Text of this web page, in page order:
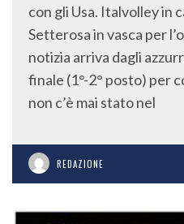
con gli Usa. Italvolley in
Setterosa in vasca per
notizia arriva dagli
finale (1°-2° posto) per
non c’è mai stato nel
REDAZIONE